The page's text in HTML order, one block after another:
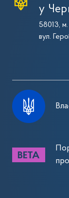
у
58013, м.
вул.